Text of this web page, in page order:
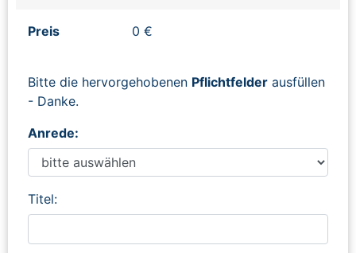
Preis 0 €
Bitte die hervorgehobenen Pflichtfelder ausfüllen
- Danke.
Anrede:
Titel: